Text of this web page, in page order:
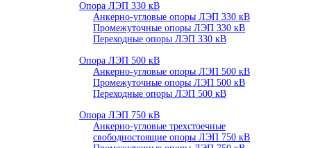
Опора ЛЭП 330 кВ
Анкерно-угловые опоры ЛЭП 330 кВ
Промежуточные опоры ЛЭП 330 кВ
Переходные опоры ЛЭП 330 кВ
Опора ЛЭП 500 кВ
Анкерно-угловые опоры ЛЭП 500 кВ
Промежуточные опоры ЛЭП 500 кВ
Переходные опоры ЛЭП 500 кВ
Опора ЛЭП 750 кВ
Анкерно-угловые трехстоечные
свободностоящие опоры ЛЭП 750 кВ